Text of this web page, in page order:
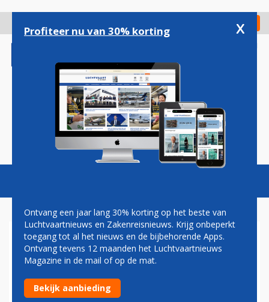
gaan
Check in
Magazine Podcasts Vacatures
MAASTRICHT
Transavia verhuist halfjaar van Eindhoven naar
Maastricht en Weeze
Profiteer nu van 30% korting x
Ontvang een jaar lang 30% korting op het beste van
Luchtvaartnieuws en Zakenreisnieuws. Krijg onbeperkt
toegang tot al het nieuws en de bijbehorende Apps.
Ontvang tevens 12 maanden het Luchtvaartnieuws
Magazine in de mail of op de mat.
Bekijk aanbieding